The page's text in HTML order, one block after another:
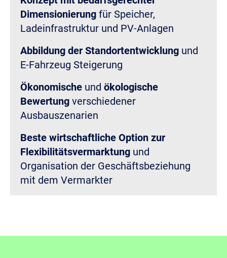
Dimensionierung für Speicher,
Ladeinfrastruktur und PV-Anlagen
Abbildung der Standortentwicklung und
E-Fahrzeug Steigerung
Ökonomische und ökologische
Bewertung verschiedener
Ausbauszenarien
Beste wirtschaftliche Option zur
Flexibilitätsvermarktung und
Organisation der Geschäftsbeziehung
mit dem Vermarkter